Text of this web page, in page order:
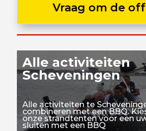
Vraag om de
Alle activiteiten
Scheveningen
Alle activiteiten te
combineren met een BBQ.
onze strandtenten voor een
sluiten met een BBQ